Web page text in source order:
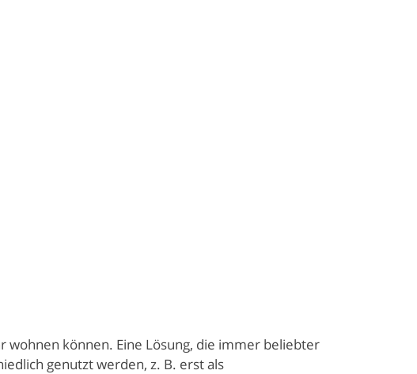
können. Eine Lösung, die immer beliebter
genutzt werden, z. B. erst als